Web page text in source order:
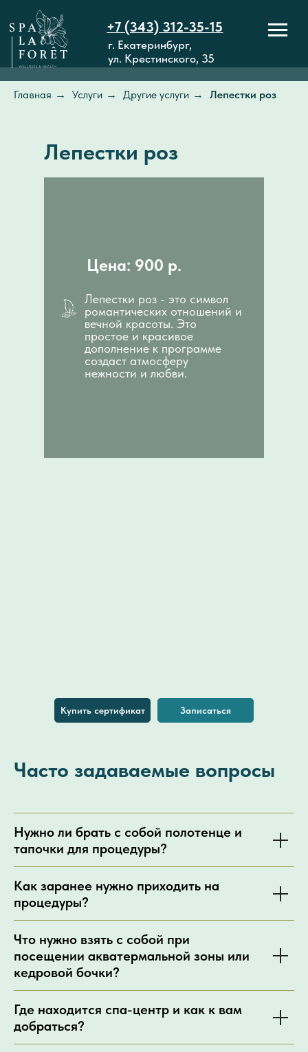
+7 (343) 312-35-15
г. Екатеринбург,
ул. Крестинского, 35
Главная → Услуги → Другие услуги → Лепестки роз
Лепестки роз
Лепестки роз - это символ
романтических отношений и
вечной красоты. Это
простое и красивое
дополнение к программе
создаст атмосферу
нежности и любви.
Цена: 900 р.
Купить сертификат Записаться
Часто задаваемые вопросы
Нужно ли брать с собой полотенце и
тапочки для процедуры?
Как заранее нужно приходить на
процедуры?
Что нужно взять с собой при
посещении акватермальной зоны или
кедровой бочки?
Где находится спа-центр и как к вам
добраться?